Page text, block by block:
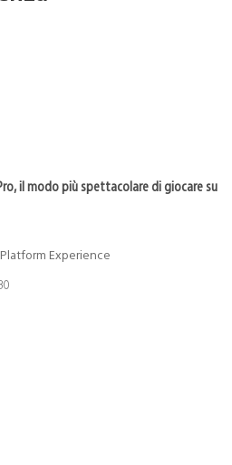
il modo più spettacolare di giocare su
Experience